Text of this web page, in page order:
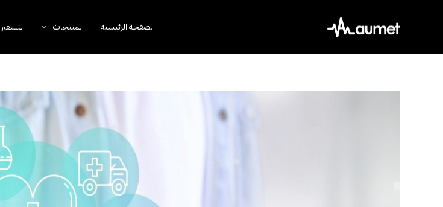
الصفحة الرئيسية المنتجات التسعير